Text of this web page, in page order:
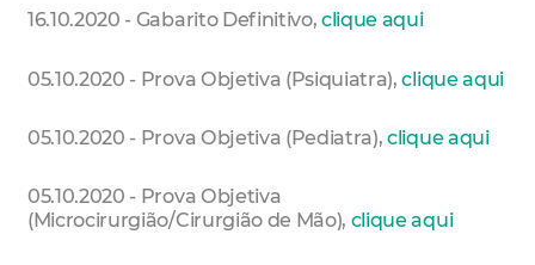
16.10.2020 - Gabarito Definitivo,clique aqui
05.10.2020 - Prova Objetiva (Psiquiatra),clique aqui
05.10.2020 - Prova Objetiva (Pediatra),clique aqui
05.10.2020 - Prova Objetiva
(Microcirurgião/Cirurgião de Mão), clique aqui